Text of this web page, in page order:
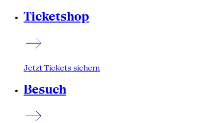
Ticketshop
Jetzt Tickets sichern
Besuch